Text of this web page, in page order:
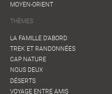
MOYEN-ORIENT
THÈMES
LA FAMILLE D'ABORD
TREK ET RANDONNÉES
CAP NATURE
NOUS DEUX
DÉSERTS
VOYAGE ENTRE AMIS